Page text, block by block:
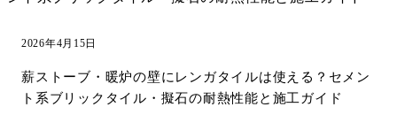
2026年4月15日
薪ストーブ・暖炉の壁にレンガタイルは使える？セメン
ト系ブリックタイル・擬石の耐熱性能と施工ガイド